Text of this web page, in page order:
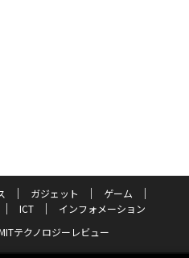
ガジェット
ゲーム
ICT
インフォメーション
テクノロジーレビュー